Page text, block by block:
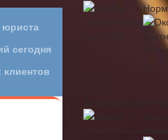
Видеодомофон